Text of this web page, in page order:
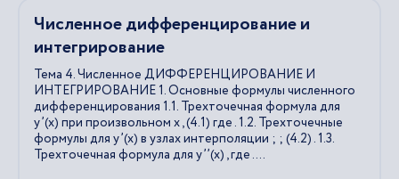
Численное дифференцирование и
интегрирование
Тема 4. Численное ДИФФЕРЕНЦИРОВАНИЕ И
ИНТЕГРИРОВАНИЕ 1. Основные формулы численного
дифференцирования 1.1. Трехточечная формула для
у’(x) при произвольном х , (4.1) где . 1.2. Трехточечные
формулы для у’(x) в узлах интерполяции ; ; (4.2) . 1.3.
Трехточечная формула для у’’(x) , где . ...